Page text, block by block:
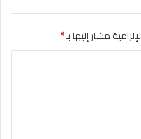
مشار إليها بـ*